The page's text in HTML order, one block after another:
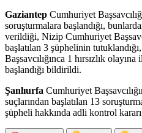
Gaziantep Cumhuriyet
soruşturmalara başlandığı,
verildiği, Nizip Cumhuriyet
başlatılan 3 şüphelinin
Başsavcılığınca 1 hırsızlık
başlandığı bildirildi.
Şanlıurfa Cumhuriyet
suçlarından başlatılan 13
şüpheli hakkında adli kontrol